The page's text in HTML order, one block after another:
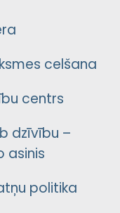
celšana
centrs
dzīvību –
asinis
politika